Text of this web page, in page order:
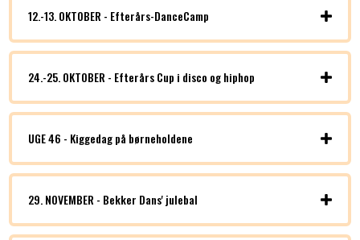
12.-13. OKTOBER - Efterårs-DanceCamp
24.-25. OKTOBER - Efterårs Cup i disco og hiphop
UGE 46 - Kiggedag på børneholdene
29. NOVEMBER - Bekker Dans' julebal